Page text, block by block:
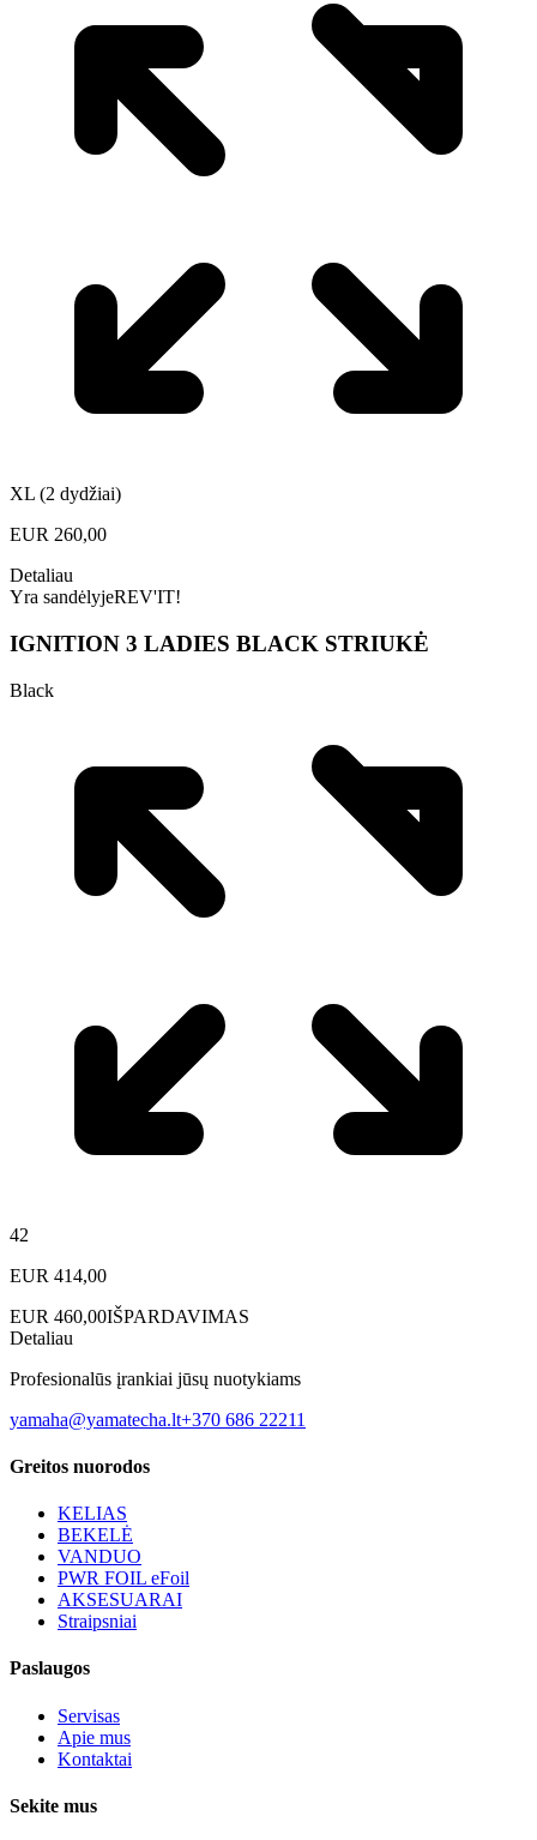
XL (2 dydžiai)
EUR 260,00
Detaliau
Yra sandėlyjeREV'IT!
IGNITION 3 LADIES BLACK STRIUKĖ
Black
42
EUR 414,00
EUR 460,00IŠPARDAVIMAS
Detaliau
Profesionalūs įrankiai jūsų nuotykiams
yamaha@yamatecha.lt+370 686 22211
Greitos nuorodos
KELIAS
BEKELĖ
VANDUO
PWR FOIL eFoil
AKSESUARAI
Straipsniai
Paslaugos
Servisas
Apie mus
Kontaktai
Sekite mus